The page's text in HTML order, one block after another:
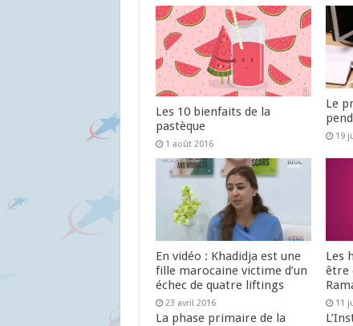
Les 10 bienfaits de la
pastèque
1 août 2016
Le
19
En vidéo : Khadidja est une
fille marocaine victime d’un
échec de quatre liftings
23 avril 2016
Les
être
11
La phase primaire de la